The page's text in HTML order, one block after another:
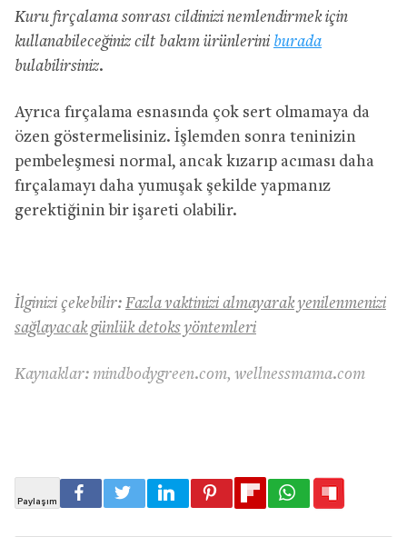
Kuru fırçalama sonrası cildinizi nemlendirmek için
kullanabileceğiniz cilt bakım ürünlerini burada
bulabilirsiniz.
Ayrıca fırçalama esnasında çok sert olmamaya da
özen göstermelisiniz. İşlemden sonra teninizin
pembeleşmesi normal, ancak kızarıp acıması daha
fırçalamayı daha yumuşak şekilde yapmanız
gerektiğinin bir işareti olabilir.
İlginizi çekebilir: Fazla vaktinizi almayarak yenilenmenizi
sağlayacak günlük detoks yöntemleri
Kaynaklar: mindbodygreen.com, wellnessmama.com